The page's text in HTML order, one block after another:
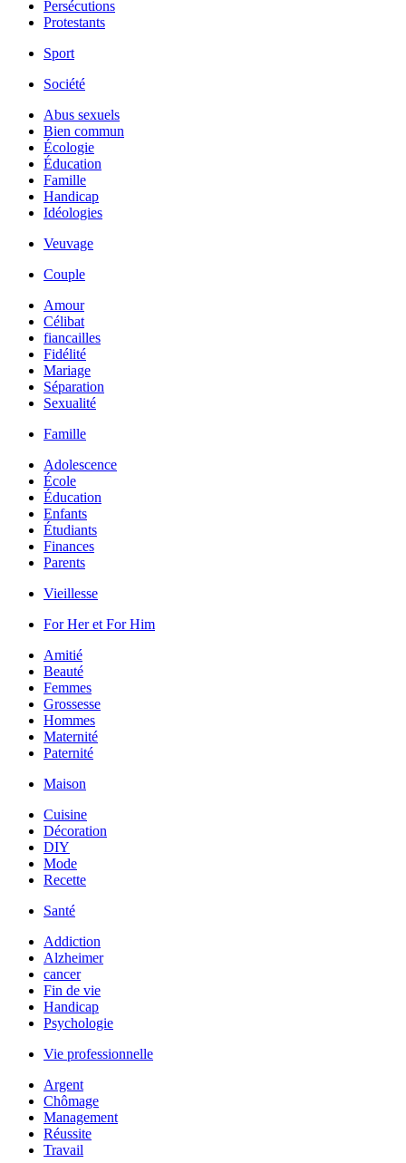
Persécutions
Protestants
Sport
Société
Abus sexuels
Bien commun
Écologie
Éducation
Famille
Handicap
Idéologies
Veuvage
Couple
Amour
Célibat
fiancailles
Fidélité
Mariage
Séparation
Sexualité
Famille
Adolescence
École
Éducation
Enfants
Étudiants
Finances
Parents
Vieillesse
For Her et For Him
Amitié
Beauté
Femmes
Grossesse
Hommes
Maternité
Paternité
Maison
Cuisine
Décoration
DIY
Mode
Recette
Santé
Addiction
Alzheimer
cancer
Fin de vie
Handicap
Psychologie
Vie professionnelle
Argent
Chômage
Management
Réussite
Travail